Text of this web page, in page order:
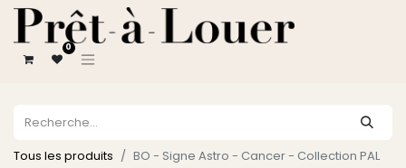
0
Tous les produits BO - Signe Astro - Cancer - Collection PAL